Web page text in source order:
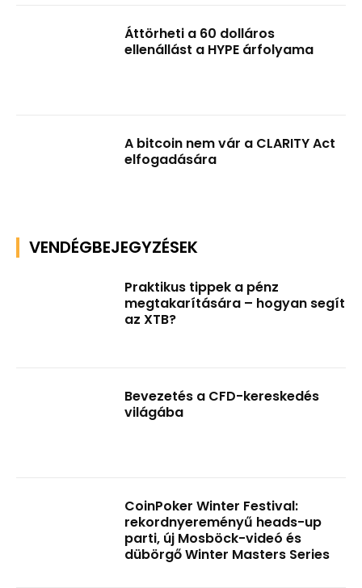
Áttörheti a 60 dolláros
ellenállást a HYPE árfolyama
A bitcoin nem vár a CLARITY Act
elfogadására
VENDÉGBEJEGYZÉSEK
Praktikus tippek a pénz
megtakarítására – hogyan segít
az XTB?
Bevezetés a CFD-kereskedés
világába
CoinPoker Winter Festival:
rekordnyereményű heads-up
parti, új Mosböck-videó és
dübörgő Winter Masters Series